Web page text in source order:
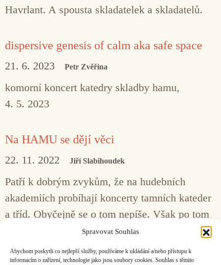
Spravovat Souhlas
Abychom poskytli co nejlepší služby, používáme k ukládání a/nebo přístupu k
informacím o zařízení, technologie jako jsou soubory cookies. Souhlas s těmito
Havrlant. A spousta skladatelek a skladatelů.
dispersive genesis of calm aka safe space
21. 6. 2023 Petr Zvěřina
komorní koncert katedry skladby hamu,
4. 5. 2023
Na HAMU se dějí věci
22. 11. 2022 Jiří Slabihoudek
Patří k dobrým zvykům, že na hudebních
akademiích probíhají koncerty tamních kateder
a tříd. Obyčejně se o tom nepíše. Však po tom
ani často sami vystupující příliš netouží. Je to
škoda, protože i školní koncert jde uspořádat